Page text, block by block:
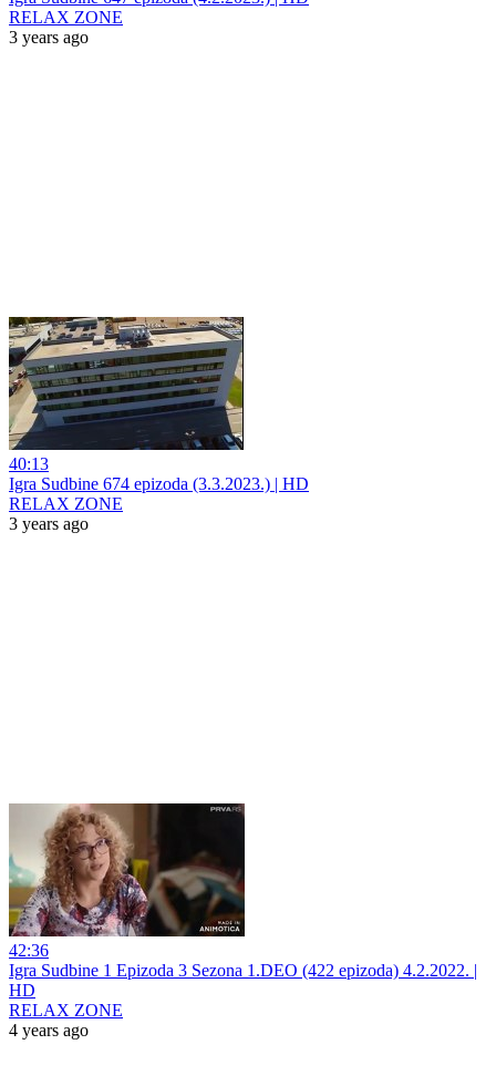
RELAX ZONE
3 years ago
40:13
Igra Sudbine 674 epizoda (3.3.2023.) | HD
RELAX ZONE
3 years ago
42:36
Igra Sudbine 1 Epizoda 3 Sezona 1.DEO (422 epizoda) 4.2.2022. |
HD
RELAX ZONE
4 years ago